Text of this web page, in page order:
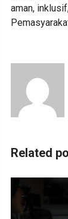
aman,
Related